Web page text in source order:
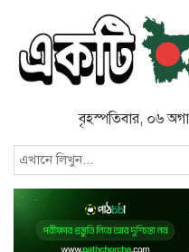
বৃহস্পতিবার, ০৬